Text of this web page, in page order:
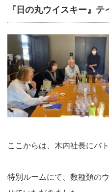
『日の丸ウイスキー』
ここからは、木内社長にバト
特別ルームにて、数種類の